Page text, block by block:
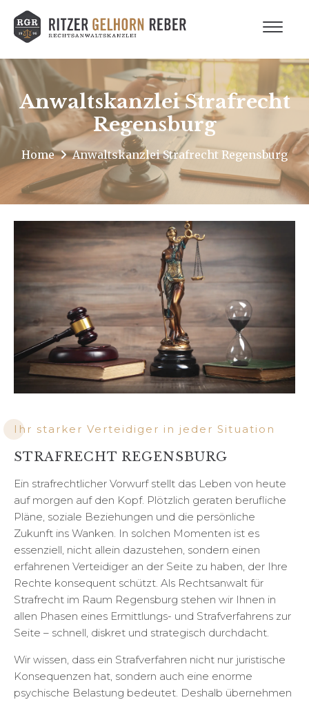
Anwaltskanzlei Strafrecht
Regensburg
Home Anwaltskanzlei Strafrecht Regensburg
Ihr starker Verteidiger in jeder Situation
STRAFRECHT REGENSBURG
Ein strafrechtlicher Vorwurf stellt das Leben von heute
auf morgen auf den Kopf. Plötzlich geraten berufliche
Pläne, soziale Beziehungen und die persönliche
Zukunft ins Wanken. In solchen Momenten ist es
essenziell, nicht allein dazustehen, sondern einen
erfahrenen Verteidiger an der Seite zu haben, der Ihre
Rechte konsequent schützt. Als Rechtsanwalt für
Strafrecht im Raum Regensburg stehen wir Ihnen in
allen Phasen eines Ermittlungs- und Strafverfahrens zur
Seite – schnell, diskret und strategisch durchdacht.
Wir wissen, dass ein Strafverfahren nicht nur juristische
Konsequenzen hat, sondern auch eine enorme
psychische Belastung bedeutet. Deshalb übernehmen